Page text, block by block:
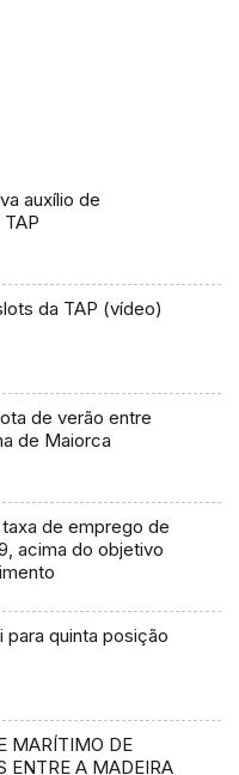
auxílio de
da TAP (vídeo)
de verão entre
de Maiorca
de emprego de
acima do objetivo
para quinta posição
MARÍTIMO DE
ENTRE A MADEIRA